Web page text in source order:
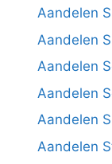
Aandelen
Aandelen
Aandelen
Aandelen
Aandelen
Aandelen